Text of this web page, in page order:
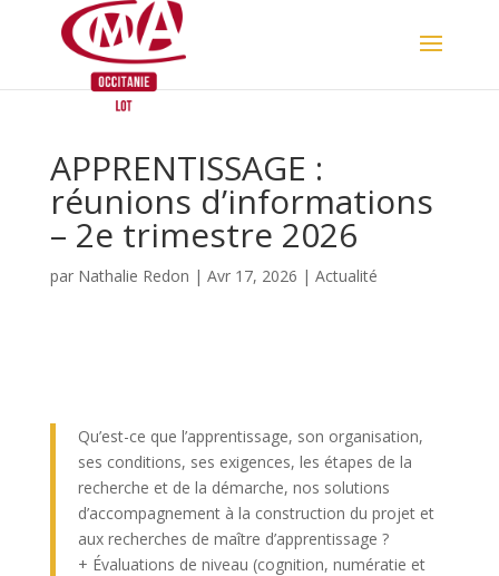
APPRENTISSAGE :
réunions d’informations
– 2e trimestre 2026
par Nathalie Redon | Avr 17, 2026 | Actualité
Qu’est-ce que l’apprentissage, son organisation,
ses conditions, ses exigences, les étapes de la
recherche et de la démarche, nos solutions
d’accompagnement à la construction du projet et
aux recherches de maître d’apprentissage ?
+ Évaluations de niveau (cognition, numératie et